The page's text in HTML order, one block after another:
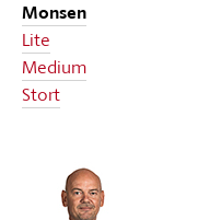
Monsen
Lite
Medium
Stort